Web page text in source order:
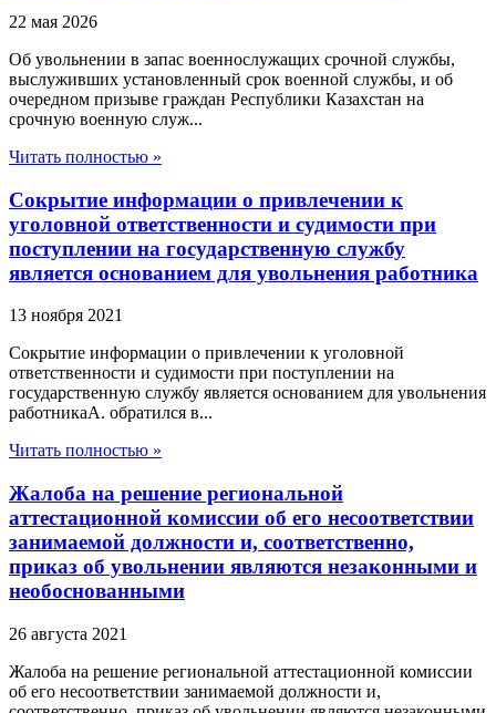
22 мая 2026
Об увольнении в запас военнослужащих срочной службы,
выслуживших установленный срок военной службы, и об
очередном призыве граждан Республики Казахстан на
срочную военную служ...
Читать полностью »
Сокрытие информации о привлечении к
уголовной ответственности и судимости при
поступлении на государственную службу
является основанием для увольнения работника
13 ноября 2021
Сокрытие информации о привлечении к уголовной
ответственности и судимости при поступлении на
государственную службу является основанием для увольнения
работникаА. обратился в...
Читать полностью »
Жалоба на решение региональной
аттестационной комиссии об его несоответствии
занимаемой должности и, соответственно,
приказ об увольнении являются незаконными и
необоснованными
26 августа 2021
Жалоба на решение региональной аттестационной комиссии
об его несоответствии занимаемой должности и,